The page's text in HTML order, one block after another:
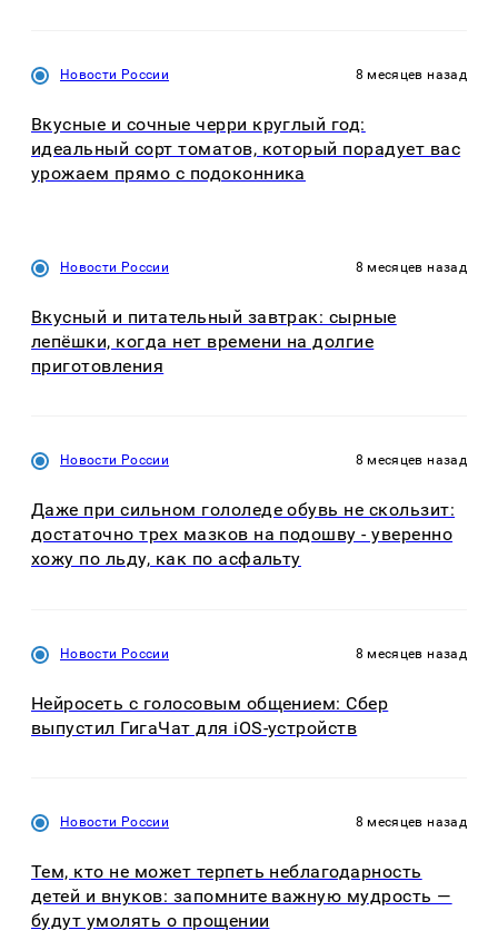
Новости России 8 месяцев назад
Вкусные и сочные черри круглый год:
идеальный сорт томатов, который порадует вас
урожаем прямо с подоконника
Новости России 8 месяцев назад
Вкусный и питательный завтрак: сырные
лепёшки, когда нет времени на долгие
приготовления
Новости России 8 месяцев назад
Даже при сильном гололеде обувь не скользит:
достаточно трех мазков на подошву - уверенно
хожу по льду, как по асфальту
Новости России 8 месяцев назад
Нейросеть с голосовым общением: Сбер
выпустил ГигаЧат для iOS-устройств
Новости России 8 месяцев назад
Тем, кто не может терпеть неблагодарность
детей и внуков: запомните важную мудрость —
будут умолять о прощении